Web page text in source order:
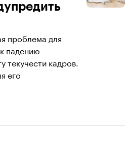
проблема для
падению
текучести кадров.
его